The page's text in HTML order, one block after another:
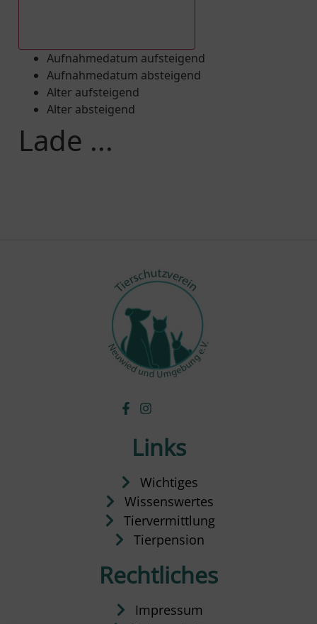
Aufnahmedatum aufsteigend
Aufnahmedatum absteigend
Alter aufsteigend
Alter absteigend
Lade ...
Links
Wichtiges
Wissenswertes
Tiervermittlung
Tierpension
Rechtliches
Impressum